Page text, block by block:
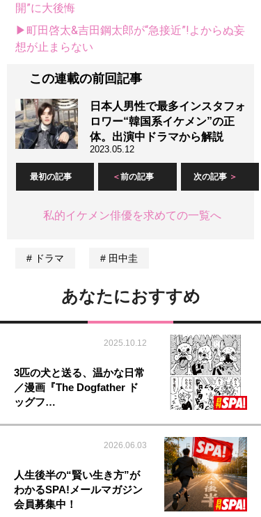
開”に大後悔
▶町田啓太&吉田鋼太郎が“急接近”!よからぬ妄
想が止まらない
この連載の前回記事
日本人男性で最多インスタフォ
ロワー“韓国系イケメン”の正
体。出演中ドラマから解説
2023.05.12
最初の記事 前の記事 次の記事
私的イケメン俳優を求めての一覧へ
ドラマ 田中圭
あなたにおすすめ
2025.10.12
3匹の犬と送る、温かな日常
／漫画『The Dogfather ド
ッグフ…
2026.06.03
人生後半の“賢い生き方”が
わかるSPA!メールマガジン
会員募集中！